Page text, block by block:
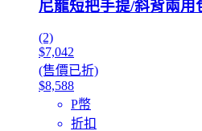
尼龍短把手提/斜背兩用
(2)
$7,042
(售價已折)
$8,588
P幣
折扣